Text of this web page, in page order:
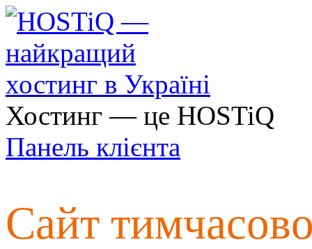
Хостинг — це HOSTiQ
Панель клієнта
Сайт